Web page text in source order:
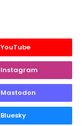
YouTube
Instagram
Mastodon
Bluesky